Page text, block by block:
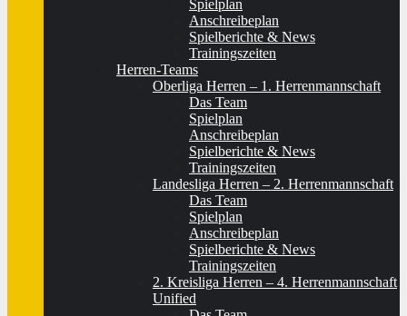
Spielplan
Anschreibeplan
Spielberichte & News
Trainingszeiten
Herren-Teams
Oberliga Herren – 1. Herrenmannschaft
Das Team
Spielplan
Anschreibeplan
Spielberichte & News
Trainingszeiten
Landesliga Herren – 2. Herrenmannschaft
Das Team
Spielplan
Anschreibeplan
Spielberichte & News
Trainingszeiten
2. Kreisliga Herren – 4. Herrenmannschaft
Unified